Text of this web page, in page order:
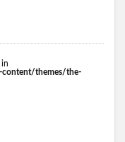
in
themes/the-